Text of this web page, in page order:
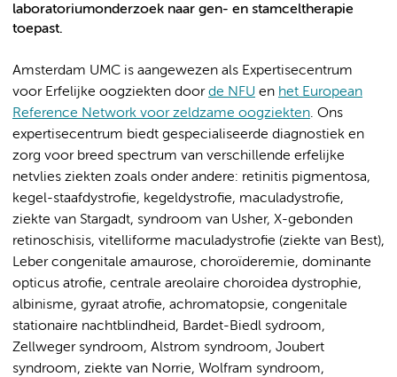
laboratoriumonderzoek naar gen- en stamceltherapie
toepast.
Amsterdam UMC is aangewezen als Expertisecentrum
voor Erfelijke oogziekten doorde NFU en het European
Reference Network voor zeldzame oogziekten. Ons
expertisecentrum biedt gespecialiseerde diagnostiek en
zorg voor breed spectrum van verschillende erfelijke
netvlies ziekten zoals onder andere: retinitis pigmentosa,
kegel-staafdystrofie, kegeldystrofie, maculadystrofie,
ziekte van Stargadt, syndroom van Usher, X-gebonden
retinoschisis, vitelliforme maculadystrofie (ziekte van Best),
Leber congenitale amaurose, choroïderemie, dominante
opticus atrofie, centrale areolaire choroidea dystrophie,
albinisme, gyraat atrofie, achromatopsie, congenitale
stationaire nachtblindheid, Bardet-Biedl sydroom,
Zellweger syndroom, Alstrom syndroom, Joubert
syndroom, ziekte van Norrie, Wolfram syndroom,